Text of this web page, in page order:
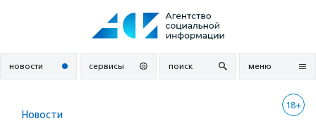
новости сервисы поиск меню
18+
Новости